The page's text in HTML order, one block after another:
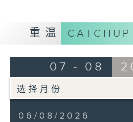
重温 CATCHUP
07 - 08
06/08/2026